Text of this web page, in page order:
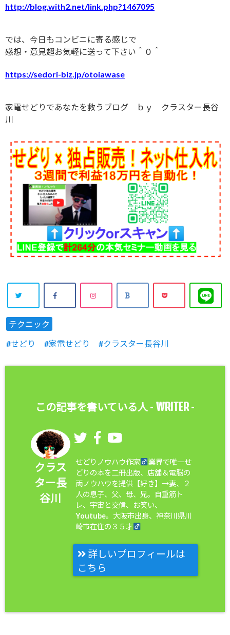
http://blog.with2.net/link.php?1467095
では、今日もコンビニに寄る感じで
感想・意見超お気軽に送って下さい＾０＾
https://sedori-biz.jp/otoiawase
家電せどりであなたを救うブログ ｂｙ クラスター長谷
川
テクニック
せどり
家電せどり クラスター長谷川
この記事を書いている人 - WRITER-
クラス
ター長
谷川
せどりノウハウ作家
業界で唯一せ
どりの本を二冊出版、店舗＆電脳の
両ノウハウを提供【好き】→妻、２
人の息子、父、母、兄。自重筋ト
レ、宇宙と交信、お笑い、
Youtube。大阪市出身、神奈川県川
崎市在住の３５才
詳しいプロフィールは
こちら